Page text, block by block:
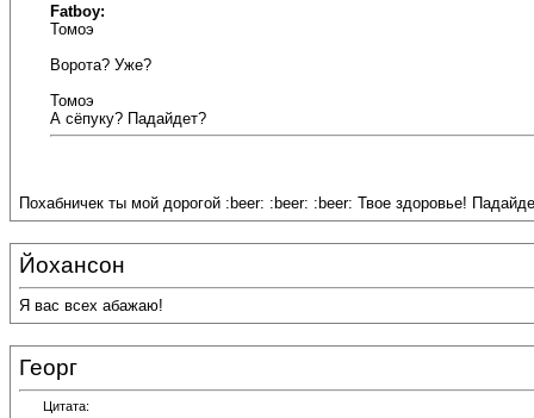
Fatboy:
Томоэ
Ворота? Уже?
Томоэ
А сёпуку? Падайдет?
Похабничек ты мой дорогой :beer: :beer: :beer: Твое здоровье!
Йохансон
Я вас всех абажаю!
Георг
Цитата: